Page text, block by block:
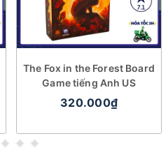
The Fox in the Forest Board
Game tiếng Anh US
320.000₫